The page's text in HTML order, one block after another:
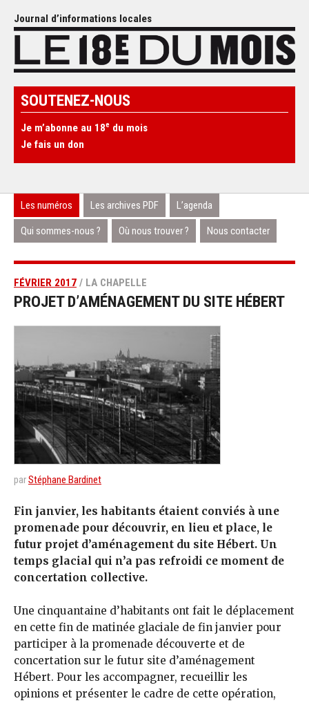
Journal d’informations locales
SOUTENEZ-NOUS
Je m’abonne au 18e du mois
Je fais un don
Les numéros Les archives PDF L’agenda
Qui sommes-nous ? Où nous trouver ? Nous contacter
FÉVRIER 2017 / LA CHAPELLE
PROJET D’AMÉNAGEMENT DU SITE HÉBERT
parStéphane Bardinet
Fin janvier, les habitants étaient conviés à une
promenade pour découvrir, en lieu et place, le
futur projet d’aménagement du site Hébert. Un
temps glacial qui n’a pas refroidi ce moment de
concertation collective.
Une cinquantaine d’habitants ont fait le déplacement
en cette fin de matinée glaciale de fin janvier pour
participer à la promenade découverte et de
concertation sur le futur site d’aménagement
Hébert. Pour les accompagner, recueillir les
opinions et présenter le cadre de cette opération,